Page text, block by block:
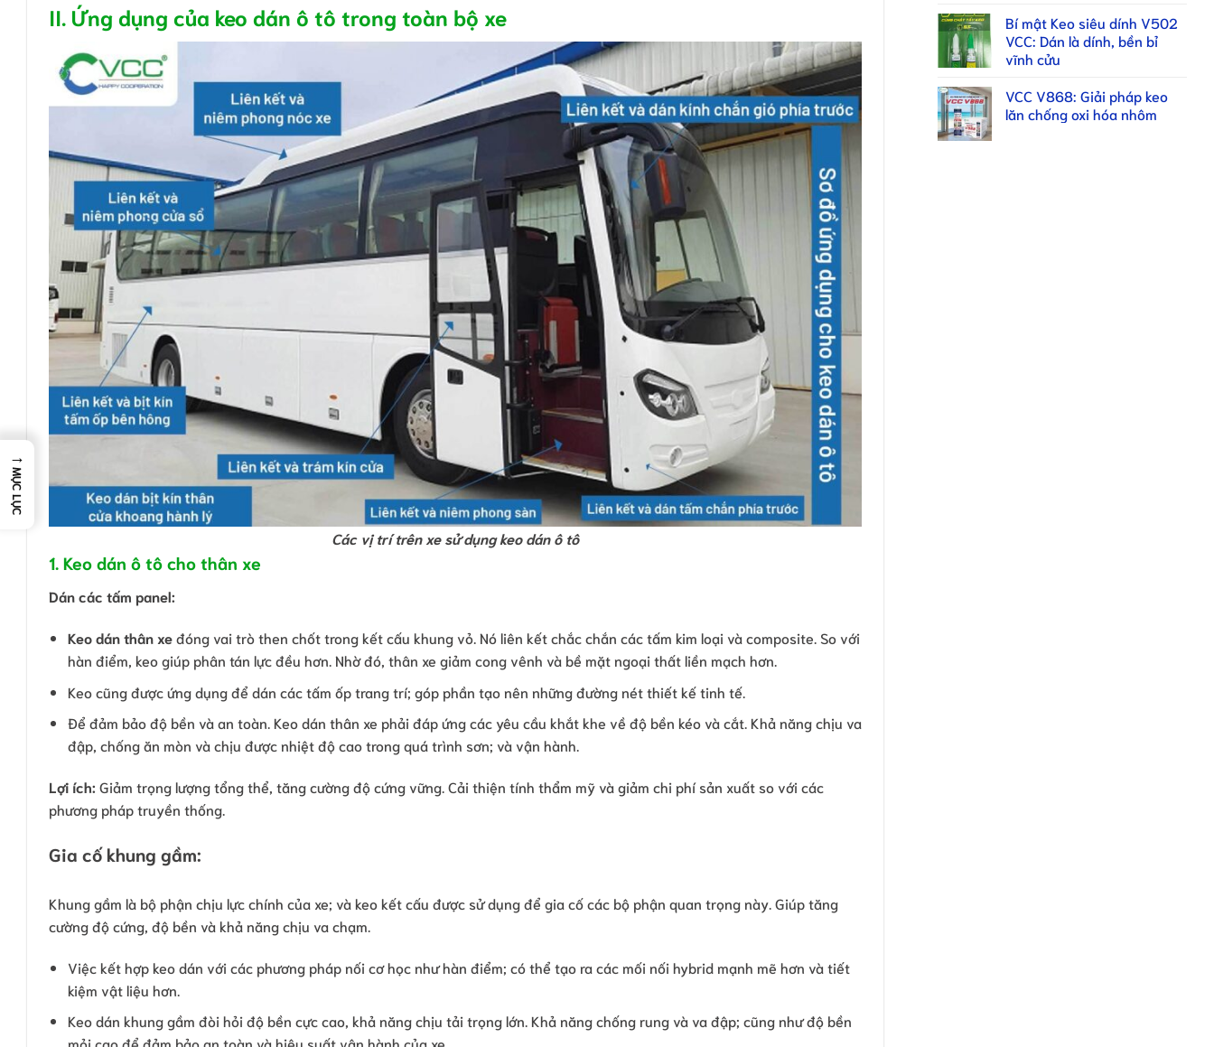
II. Ứng dụng của keo dán ô tô trong toàn bộ xe
Các vị trí trên xe sử dụng keo dán ô tô
1. Keo dán ô tô cho thân xe
Dán các tấm panel:
Keo dán thân xeđóng vai trò then chốt trong kết cấu khung vỏ. Nó liên kết chắc chắn các tấm kim loại và composite. So với
hàn điểm, keo giúp phân tán lực đều hơn. Nhờ đó, thân xe giảm cong vênh và bề mặt ngoại thất liền mạch hơn.
Keo cũng được ứng dụng để dán các tấm ốp trang trí; góp phần tạo nên những đường nét thiết kế tinh tế.
Để đảm bảo độ bền và an toàn. Keo dán thân xe phải đáp ứng các yêu cầu khắt khe về độ bền kéo và cắt. Khả năng chịu va
đập, chống ăn mòn và chịu được nhiệt độ cao trong quá trình sơn; và vận hành.
Lợi ích: Giảm trọng lượng tổng thể, tăng cường độ cứng vững. Cải thiện tính thẩm mỹ và giảm chi phí sản xuất so với các
phương pháp truyền thống.
Gia cố khung gầm:
Khung gầm là bộ phận chịu lực chính của xe; và keo kết cấu được sử dụng để gia cố các bộ phận quan trọng này. Giúp tăng
cường độ cứng, độ bền và khả năng chịu va chạm.
Việc kết hợp keo dán với các phương pháp nối cơ học như hàn điểm; có thể tạo ra các mối nối hybrid mạnh mẽ hơn và tiết
kiệm vật liệu hơn.
Keo dán khung gầm đòi hỏi độ bền cực cao, khả năng chịu tải trọng lớn. Khả năng chống rung và va đập; cũng như độ bền
Bí mật Keo siêu dính V502
VCC: Dán là dính, bền bỉ
vĩnh cửu
VCC V868: Giải pháp keo
lăn chống oxi hóa nhôm
→
MỤC LỤC